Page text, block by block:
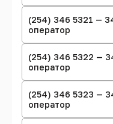
(254) 346 5321 —
оператор
(254) 346 5322 —
оператор
(254) 346 5323 —
оператор